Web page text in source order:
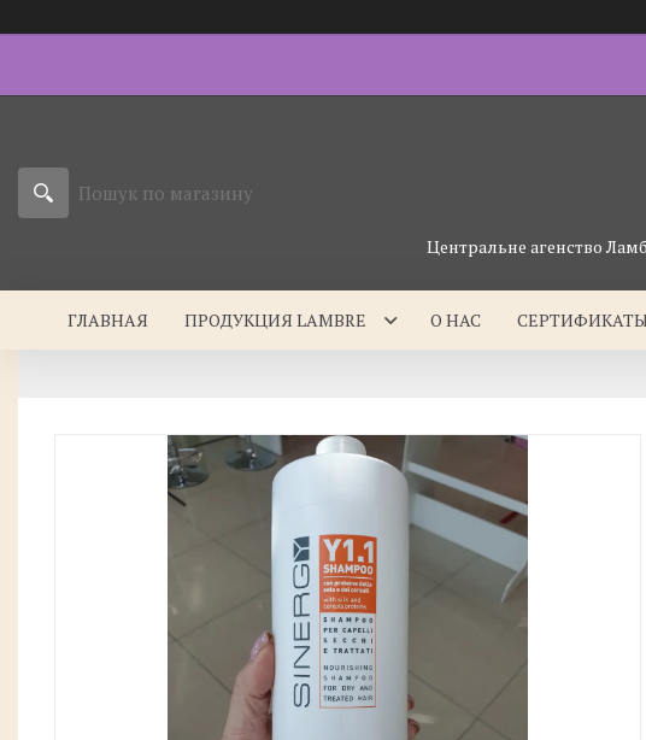
Центральне агенство
ГЛАВНАЯ ПРОДУКЦИЯ LAMBRE О НАС СЕРТИФИКАТЫ